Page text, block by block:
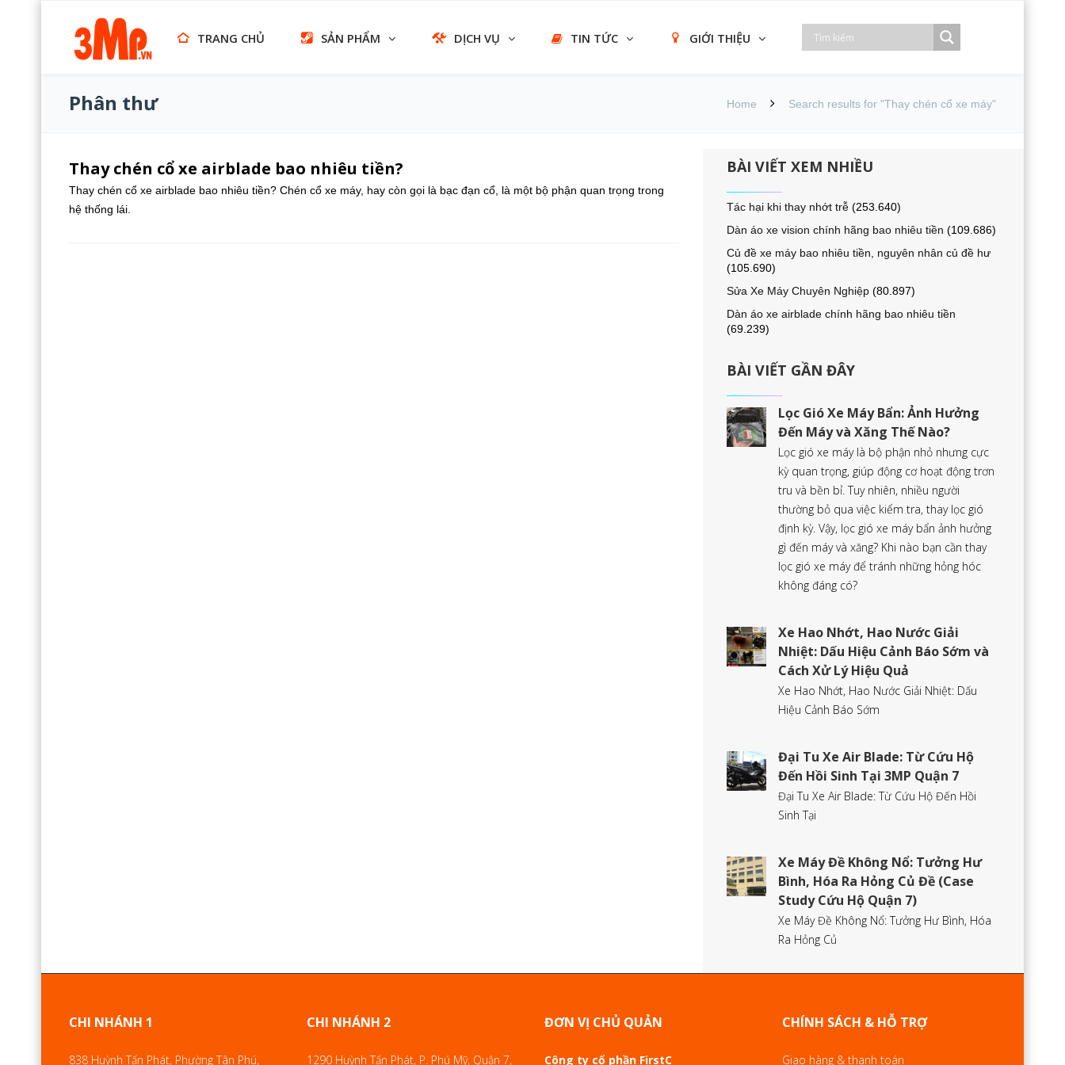
TRANG CHỦ SẢN PHẨM DỊCH VỤ TIN TỨC GIỚI THIỆU
Phân thư Home Search results for "Thay chén cổ xe máy"
Thay chén cổ xe airblade bao nhiêu tiền?
Thay chén cổ xe airblade bao nhiêu tiền? Chén cổ xe máy, hay còn gọi là bạc đạn cổ, là một bộ phận quan trọng trong
hệ thống lái.
BÀI VIẾT XEM NHIỀU
Tác hại khi thay nhớt trễ (253.640)
Dàn áo xe vision chính hãng bao nhiêu tiền (109.686)
Củ đề xe máy bao nhiêu tiền, nguyên nhân củ đề hư
(105.690)
Sửa Xe Máy Chuyên Nghiệp (80.897)
Dàn áo xe airblade chính hãng bao nhiêu tiền
(69.239)
BÀI VIẾT GẦN ĐÂY
Lọc Gió Xe Máy Bẩn: Ảnh Hưởng
Đến Máy và Xăng Thế Nào?
Lọc gió xe máy là bộ phận nhỏ nhưng cực
kỳ quan trọng, giúp động cơ hoạt động trơn
tru và bền bỉ. Tuy nhiên, nhiều người
thường bỏ qua việc kiểm tra, thay lọc gió
định kỳ. Vậy, lọc gió xe máy bẩn ảnh hưởng
gì đến máy và xăng? Khi nào bạn cần thay
lọc gió xe máy để tránh những hỏng hóc
không đáng có?
Xe Hao Nhớt, Hao Nước Giải
Nhiệt: Dấu Hiệu Cảnh Báo Sớm và
Cách Xử Lý Hiệu Quả
Xe Hao Nhớt, Hao Nước Giải Nhiệt: Dấu
Hiệu Cảnh Báo Sớm
Đại Tu Xe Air Blade: Từ Cứu Hộ
Đến Hồi Sinh Tại 3MP Quận 7
Đại Tu Xe Air Blade: Từ Cứu Hộ Đến Hồi
Sinh Tại
Xe Máy Đề Không Nổ: Tưởng Hư
Bình, Hóa Ra Hỏng Củ Đề (Case
Study Cứu Hộ Quận 7)
Xe Máy Đề Không Nổ: Tưởng Hư Bình, Hóa
Ra Hỏng Củ
CHI NHÁNH 1
838 Huỳnh Tấn Phát, Phường Tân Phú,
CHI NHÁNH 2
1290 Huỳnh Tấn Phát, P. Phú Mỹ, Quận 7,
ĐƠN VỊ CHỦ QUẢN
Công ty cổ phần FirstC
CHÍNH SÁCH & HỖ TRỢ
Giao hàng & thanh toán